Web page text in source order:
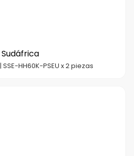
Sudáfrica
SSE-HH60K-PSEU x 2 piezas